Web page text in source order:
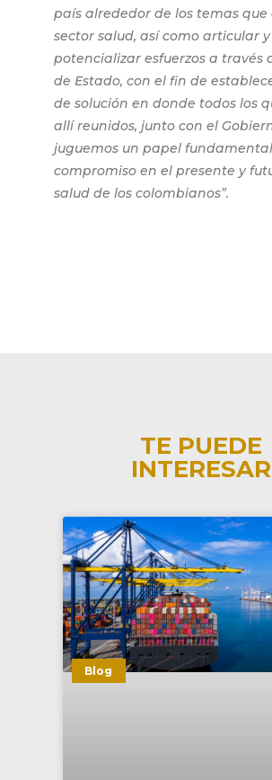
país alrededor de los temas que
sector salud, así como articular y
potencializar esfuerzos a través
de Estado, con el fin de
de solución en donde todos los
allí reunidos, junto con el
juguemos un papel
compromiso en el presente y
salud de los colombianos”.
TE PUEDE
INTERESAR
Blog